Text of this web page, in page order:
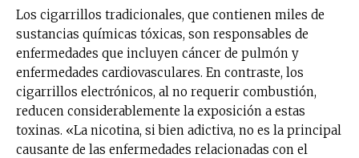
Los cigarrillos tradicionales, que contienen miles de
sustancias químicas tóxicas, son responsables de
enfermedades que incluyen cáncer de pulmón y
enfermedades cardiovasculares. En contraste, los
cigarrillos electrónicos, al no requerir combustión,
reducen considerablemente la exposición a estas
toxinas. «La nicotina, si bien adictiva, no es la principal
causante de las enfermedades relacionadas con el